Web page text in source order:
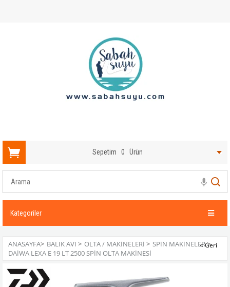
Sepetim 0 Ürün
Kategoriler
ANASAYFA> BALIK AVI > OLTA / MAKINELERI > SPIN MAKINELER>
DAIWA LEXA E 19 LT 2500 SPIN OLTA MAKINESI